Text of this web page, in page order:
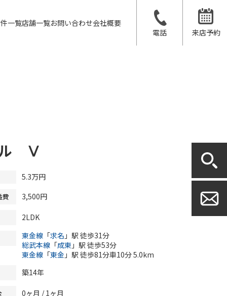
一覧店舗一覧お問い合わせ会社概要
電話
来店予約
ル Ⅴ
5.3万円
費 3,500円
2LDK
東金線 「求名 」駅 徒歩31分
総武本線 「成東 」駅 徒歩53分
東金線 「東金 」駅 徒歩81分車10分 5.0km
築14年
0ヶ月 / 1ヶ月